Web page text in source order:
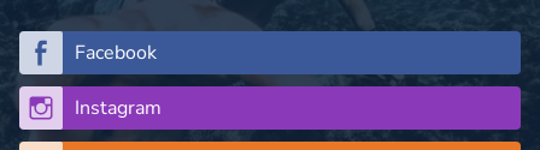
Facebook
Instagram